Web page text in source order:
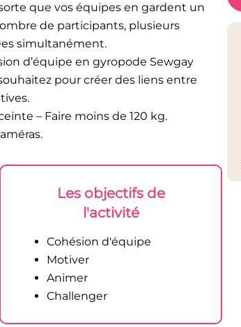
que vos équipes en gardent un
de participants, plusieurs
simultanément.
d’équipe en gyropode Sewgay
pour créer des liens entre
– Faire moins de 120 kg.
Les objectifs de
l'activité
Cohésion d'équipe
Motiver
Animer
Challenger